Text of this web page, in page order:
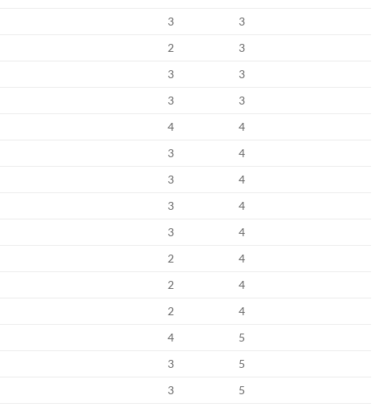
3
3
2
3
3
3
3
3
4
4
3
4
3
4
3
4
3
4
2
4
2
4
2
4
4
5
3
5
3 5